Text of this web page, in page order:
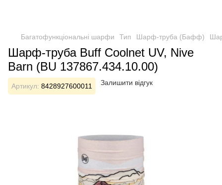
Багатофункціональні шарфи Тип Шарф-труба (Бафф)
Шарф-труба Buff Coolnet UV, Nive
Barn (BU 137867.434.10.00)
Артикул: 8428927600011 Залишити відгук